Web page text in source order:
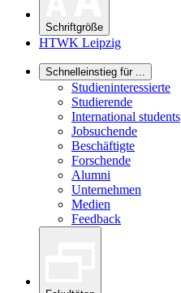
Schriftgröße
HTWK Leipzig
Schnelleinstieg für ...
Studieninteressierte
Studierende
International students
Jobsuchende
Beschäftigte
Forschende
Alumni
Unternehmen
Medien
Feedback